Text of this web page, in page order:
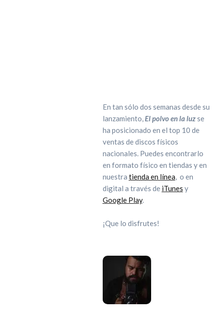
En tan sólo dos semanas desde su
lanzamiento,El polvo en la luzse
ha posicionado en el top 10 de
ventas de discos físicos
nacionales. Puedes encontrarlo
en formato físico en tiendas y en
nuestra tienda en línea, o en
digital a través de iTunes y
Google Play.
¡Que lo disfrutes!